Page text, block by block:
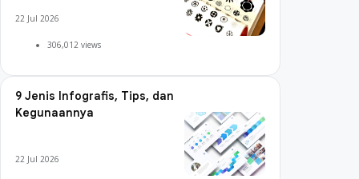
22 Jul 2026
306,012 views
9 Jenis Infografis, Tips, dan
Kegunaannya
22 Jul 2026